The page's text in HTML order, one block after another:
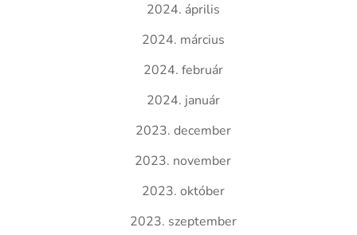
2024. április
2024. március
2024. február
2024. január
2023. december
2023. november
2023. október
2023. szeptember